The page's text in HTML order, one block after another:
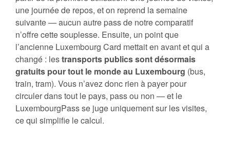
une journée de repos, et on reprend la semaine
suivante — aucun autre pass de notre comparatif
n’offre cette souplesse. Ensuite, un point que
l’ancienne Luxembourg Card mettait en avant et qui a
changé : lestransports publics sont désormais
gratuits pour tout le monde au Luxembourg (bus,
train, tram). Vous n’avez donc rien à payer pour
circuler dans tout le pays, pass ou non — et le
LuxembourgPass se juge uniquement sur les visites,
ce qui simplifie le calcul.